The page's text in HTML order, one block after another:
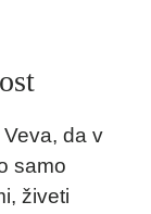
da v
samo
živeti